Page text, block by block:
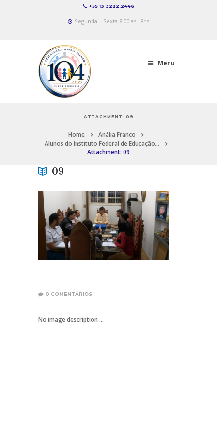
+55 13 3222.2446
Segunda – Sexta 8:00 as 18hs
Menu
ATTACHMENT: 09
Home
Anália Franco
Alunos do Instituto Federal de Educação...
Attachment: 09
09
0 COMENTÁRIOS
No image description ...